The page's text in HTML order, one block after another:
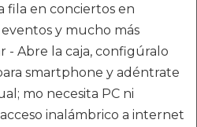
fila en conciertos en
y mucho más
- Abre la caja, configúralo
smartphone y adéntrate
mo necesita PC ni
inalámbrico a internet